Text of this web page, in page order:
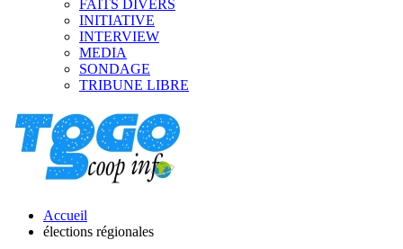
FAITS DIVERS
INITIATIVE
INTERVIEW
MEDIA
SONDAGE
TRIBUNE LIBRE
Accueil
élections régionales